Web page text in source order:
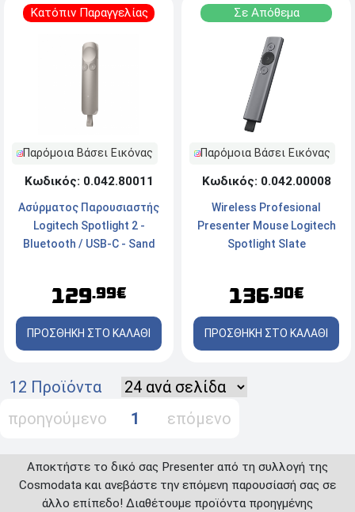
Κατόπιν Παραγγελίας
Παρόμοια Βάσει Εικόνας
Κωδικός: 0.042.80011
Ασύρματος Παρουσιαστής
Logitech Spotlight 2 -
Bluetooth / USB-C - Sand
129.99€
ΠΡΟΣΘΗΚΗ ΣΤΟ ΚΑΛΑΘΙ
Σε Απόθεμα
Παρόμοια Βάσει Εικόνας
Κωδικός: 0.042.00008
Wireless Profesional
Presenter Mouse Logitech
Spotlight Slate
136.90€
ΠΡΟΣΘΗΚΗ ΣΤΟ ΚΑΛΑΘΙ
12 Προϊόντα
προηγούμενο
1 επόμενο
Αποκτήστε το δικό σας Presenter από τη συλλογή της
Cosmodata και ανεβάστε την επόμενη παρουσίασή σας σε
άλλο επίπεδο! Διαθέτουμε προϊόντα προηγμένης